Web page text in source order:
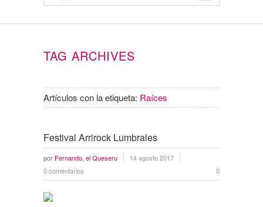
TAG ARCHIVES
Artículos con la etiqueta: Raíces
Festival Arrirock Lumbrales
por Fernando, el Queseru
14 agosto 2017
0 comentarios
0